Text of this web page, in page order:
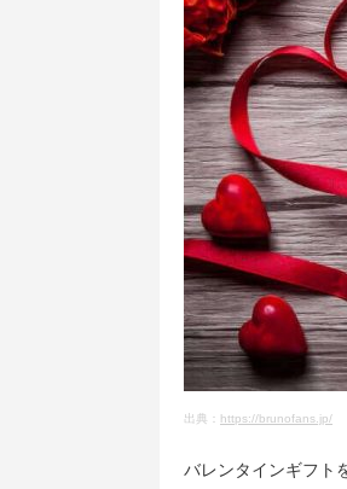
出典： https://brunofans.jp/
バレンタインギフト